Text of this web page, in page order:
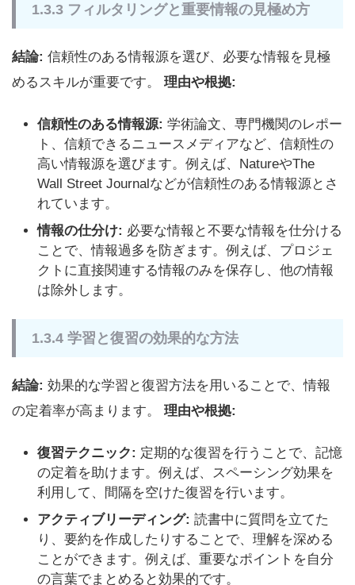
1.3.3 フィルタリングと重要情報の見極め方
結論: 信頼性のある情報源を選び、必要な情報を見極
めるスキルが重要です。 理由や根拠:
信頼性のある情報源: 学術論文、専門機関のレポー
ト、信頼できるニュースメディアなど、信頼性の
高い情報源を選びます。例えば、NatureやThe
Wall Street Journalなどが信頼性のある情報源とさ
れています。
情報の仕分け: 必要な情報と不要な情報を仕分ける
ことで、情報過多を防ぎます。例えば、プロジェ
クトに直接関連する情報のみを保存し、他の情報
は除外します。
1.3.4 学習と復習の効果的な方法
結論: 効果的な学習と復習方法を用いることで、情報
の定着率が高まります。 理由や根拠:
復習テクニック: 定期的な復習を行うことで、記憶
の定着を助けます。例えば、スペーシング効果を
利用して、間隔を空けた復習を行います。
アクティブリーディング: 読書中に質問を立てた
り、要約を作成したりすることで、理解を深める
ことができます。例えば、重要なポイントを自分
の言葉でまとめると効果的です。